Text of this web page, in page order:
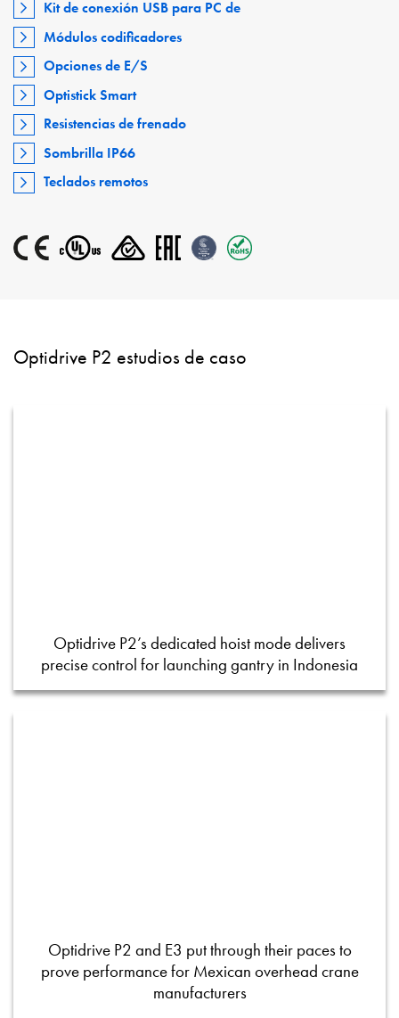
Kit de conexión USB para PC de
Módulos codificadores
Opciones de E/S
Optistick Smart
Resistencias de frenado
Sombrilla IP66
Teclados remotos
Optidrive P2 estudios de caso
Optidrive P2’s dedicated hoist mode delivers
precise control for launching gantry in Indonesia
Optidrive P2 and E3 put through their paces to
prove performance for Mexican overhead crane
manufacturers